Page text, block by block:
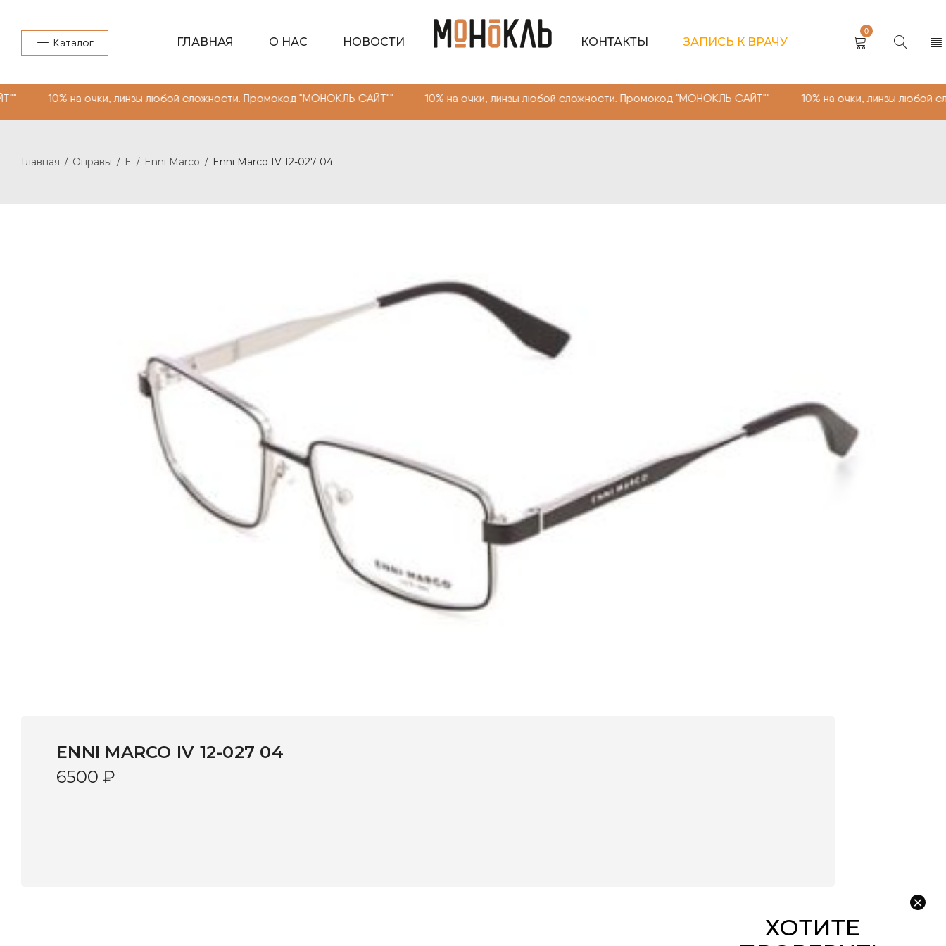
Каталог ГЛАВНАЯ О НАС НОВОСТИ КОНТАКТЫ ЗАПИСЬ К ВРАЧУ
0
линзы любой сложности. Промокод "МОНОКЛЬ САЙТ"" -10% на очки, линзы любой сложности. Промокод "МОНОКЛЬ САЙТ"" -10% на очки, линзы любой
Главная / Оправы / E / Enni Marco / Enni Marco IV 12-027 04
ENNI MARCO IV 12-027 04
6500 ₽